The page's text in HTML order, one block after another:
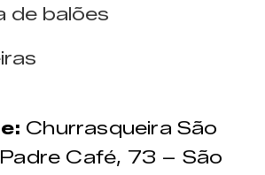
de balões
Churrasqueira São
Café, 73 – São